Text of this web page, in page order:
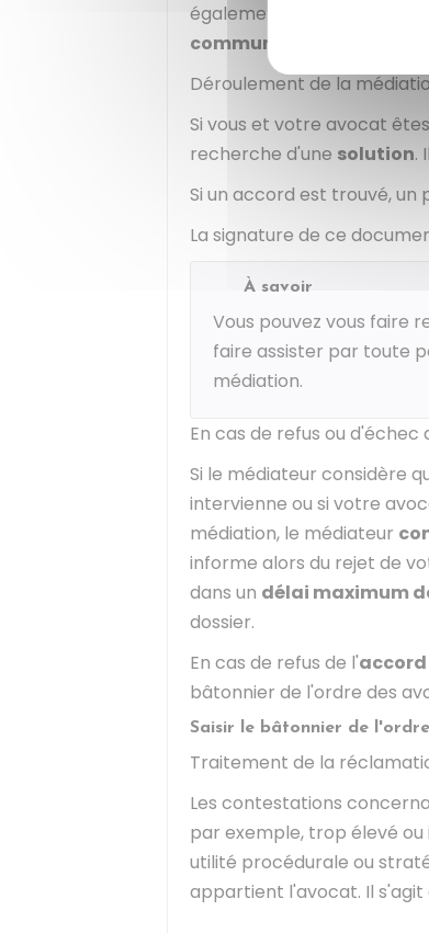
également votre avocat
commune
Déroulement de la
Si vous et votre avocat
recherche d'une solution.
Si un accord est trouvé,
La signature de ce
À savoir
Vous pouvez vous faire
faire assister par toute
médiation.
En cas de refus ou d'échec
Si le médiateur considère
intervienne ou si votre
médiation, le médiateur
informe alors du rejet de
dans un délai maximum
dossier.
En cas de refus de l'accord
bâtonnier de l'ordre des
Saisir le bâtonnier de
Traitement de la
Les contestations
par exemple, trop élevé ou
utilité procédurale ou
appartient l'avocat. Il